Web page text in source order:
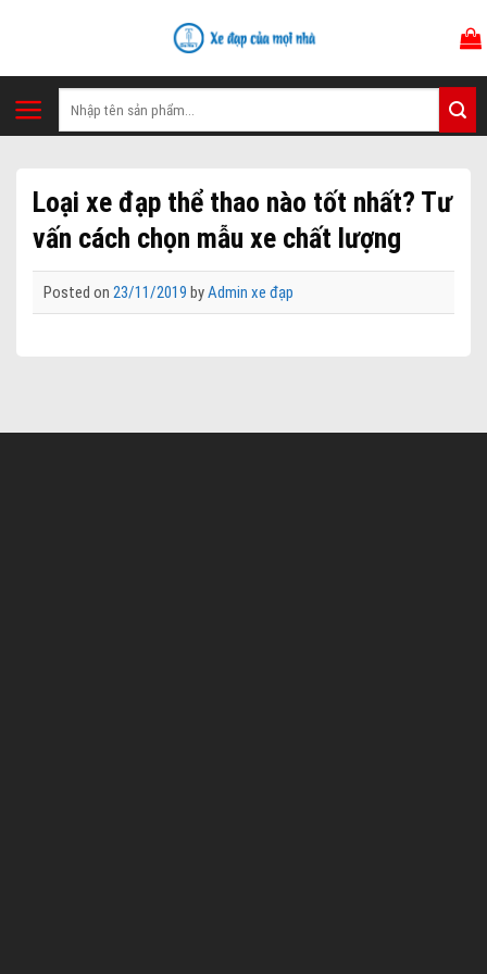
Tìm
kiếm:
Loại xe đạp thể thao nào tốt nhất? Tư
vấn cách chọn mẫu xe chất lượng
Posted on 23/11/2019 byAdmin xe đạp